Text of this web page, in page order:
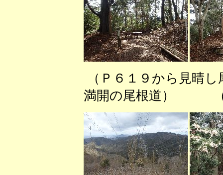
（Ｐ６１９から見晴
満開の尾根道） （